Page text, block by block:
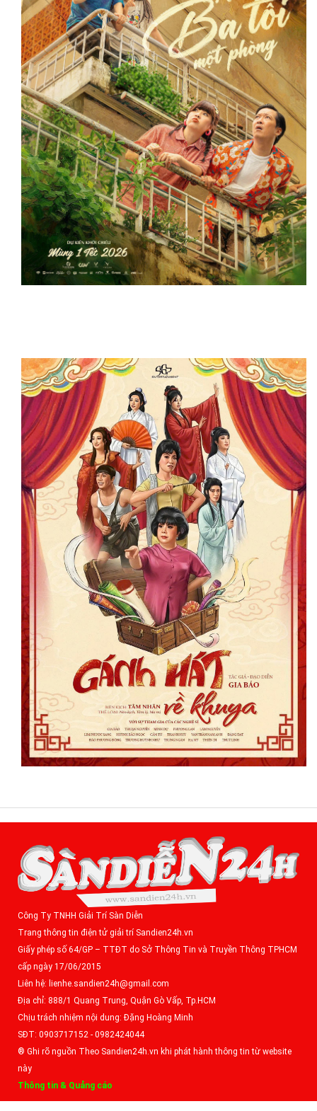
Công Ty TNHH Giải Trí Sàn Diễn
Trang thông tin điện tử giải trí Sandien24h.vn
Giấy phép số 64/GP – TTĐT do Sở Thông Tin và Truyền Thông TPHCM
cấp ngày 17/06/2015
Liên hệ: lienhe.sandien24h@gmail.com
Địa chỉ: 888/1 Quang Trung, Quận Gò Vấp, Tp.HCM
Chịu trách nhiệm nội dung: Đặng Hoàng Minh
SĐT: 0903717152 - 0982424044
® Ghi rõ nguồn Theo Sandien24h.vn khi phát hành thông tin từ website
này
Thông tin & Quảng cáo